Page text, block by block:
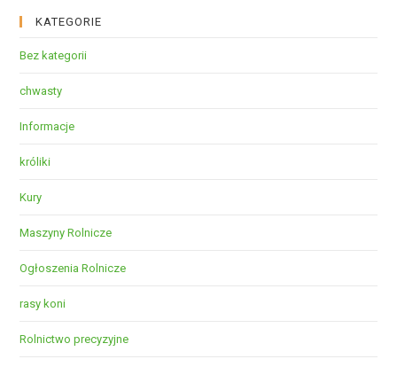
KATEGORIE
Bez kategorii
chwasty
Informacje
króliki
Kury
Maszyny Rolnicze
Ogłoszenia Rolnicze
rasy koni
Rolnictwo precyzyjne